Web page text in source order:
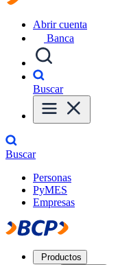
Abrir cuenta
Banca
Buscar
Buscar
Personas
PyMES
Empresas
Productos